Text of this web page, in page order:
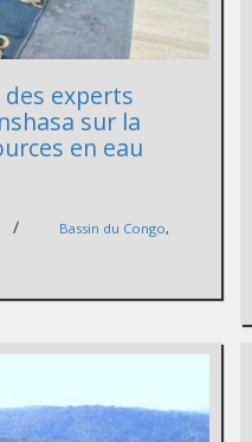
des experts
sur la
en eau
/ Bassin du Congo,